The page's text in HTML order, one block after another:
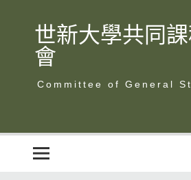
世新大學共同
會